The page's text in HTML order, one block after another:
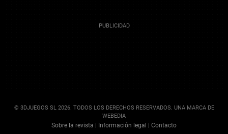
© 3DJUEGOS SL 2026. TODOS LOS DERECHOS RESERVADOS. UNA MARCA DE
WEBEDIA
Sobre la revista Información legal Contacto